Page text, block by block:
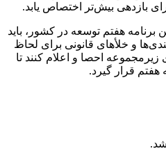
برنامه هفتم توسعه در کشور، باید
و خلأهای قانونی برای لحاظ
زیرمجموعه احصا و اعلام کنند تا
هفتم قرار گیرد.